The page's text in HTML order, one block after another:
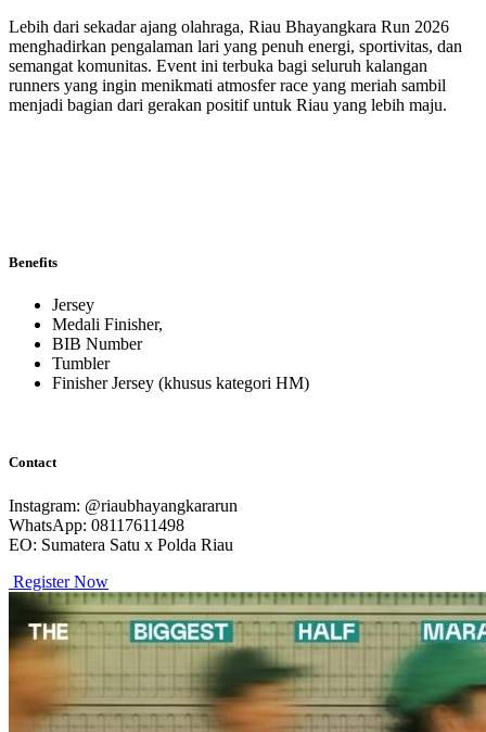
Lebih dari sekadar ajang olahraga, Riau Bhayangkara Run 2026
menghadirkan pengalaman lari yang penuh energi, sportivitas, dan
semangat komunitas. Event ini terbuka bagi seluruh kalangan
runners yang ingin menikmati atmosfer race yang meriah sambil
menjadi bagian dari gerakan positif untuk Riau yang lebih maju.
Benefits
Jersey
Medali Finisher,
BIB Number
Tumbler
Finisher Jersey (khusus kategori HM)
Contact
Instagram: @riaubhayangkararun
WhatsApp: 08117611498
EO: Sumatera Satu x Polda Riau
Register Now